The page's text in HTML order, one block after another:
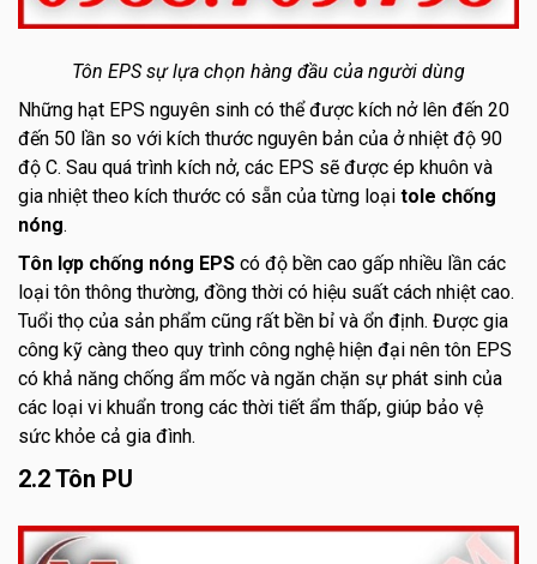
Tôn EPS sự lựa chọn hàng đầu của người dùng
Những hạt EPS nguyên sinh có thể được kích nở lên đến 20
đến 50 lần so với kích thước nguyên bản của ở nhiệt độ 90
độ C. Sau quá trình kích nở, các EPS sẽ được ép khuôn và
gia nhiệt theo kích thước có sẵn của từng loại tole chống
nóng.
Tôn lợp chống nóng EPS có độ bền cao gấp nhiều lần các
loại tôn thông thường, đồng thời có hiệu suất cách nhiệt cao.
Tuổi thọ của sản phẩm cũng rất bền bỉ và ổn định. Được gia
công kỹ càng theo quy trình công nghệ hiện đại nên tôn EPS
có khả năng chống ẩm mốc và ngăn chặn sự phát sinh của
các loại vi khuẩn trong các thời tiết ẩm thấp, giúp bảo vệ
sức khỏe cả gia đình.
2.2 Tôn PU